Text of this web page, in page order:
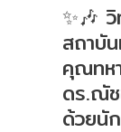
✨🎶
สถาบัน
คุณทห
ดร.ณั
ด้วยนั